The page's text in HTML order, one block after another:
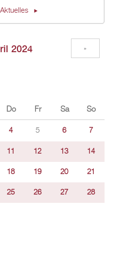
2024 »
Do Fr Sa So
4 5 6 7
11 12 13 14
18 19 20 21
25 26 27 28